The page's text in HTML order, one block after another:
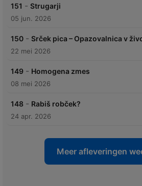
151 - Strugarji
05 jun. 2026
150 - Srček pica – Opazovalnica v
22 mei 2026
149 - Homogena zmes
08 mei 2026
148 - Rabiš robček?
24 apr. 2026
Meer afleveringen